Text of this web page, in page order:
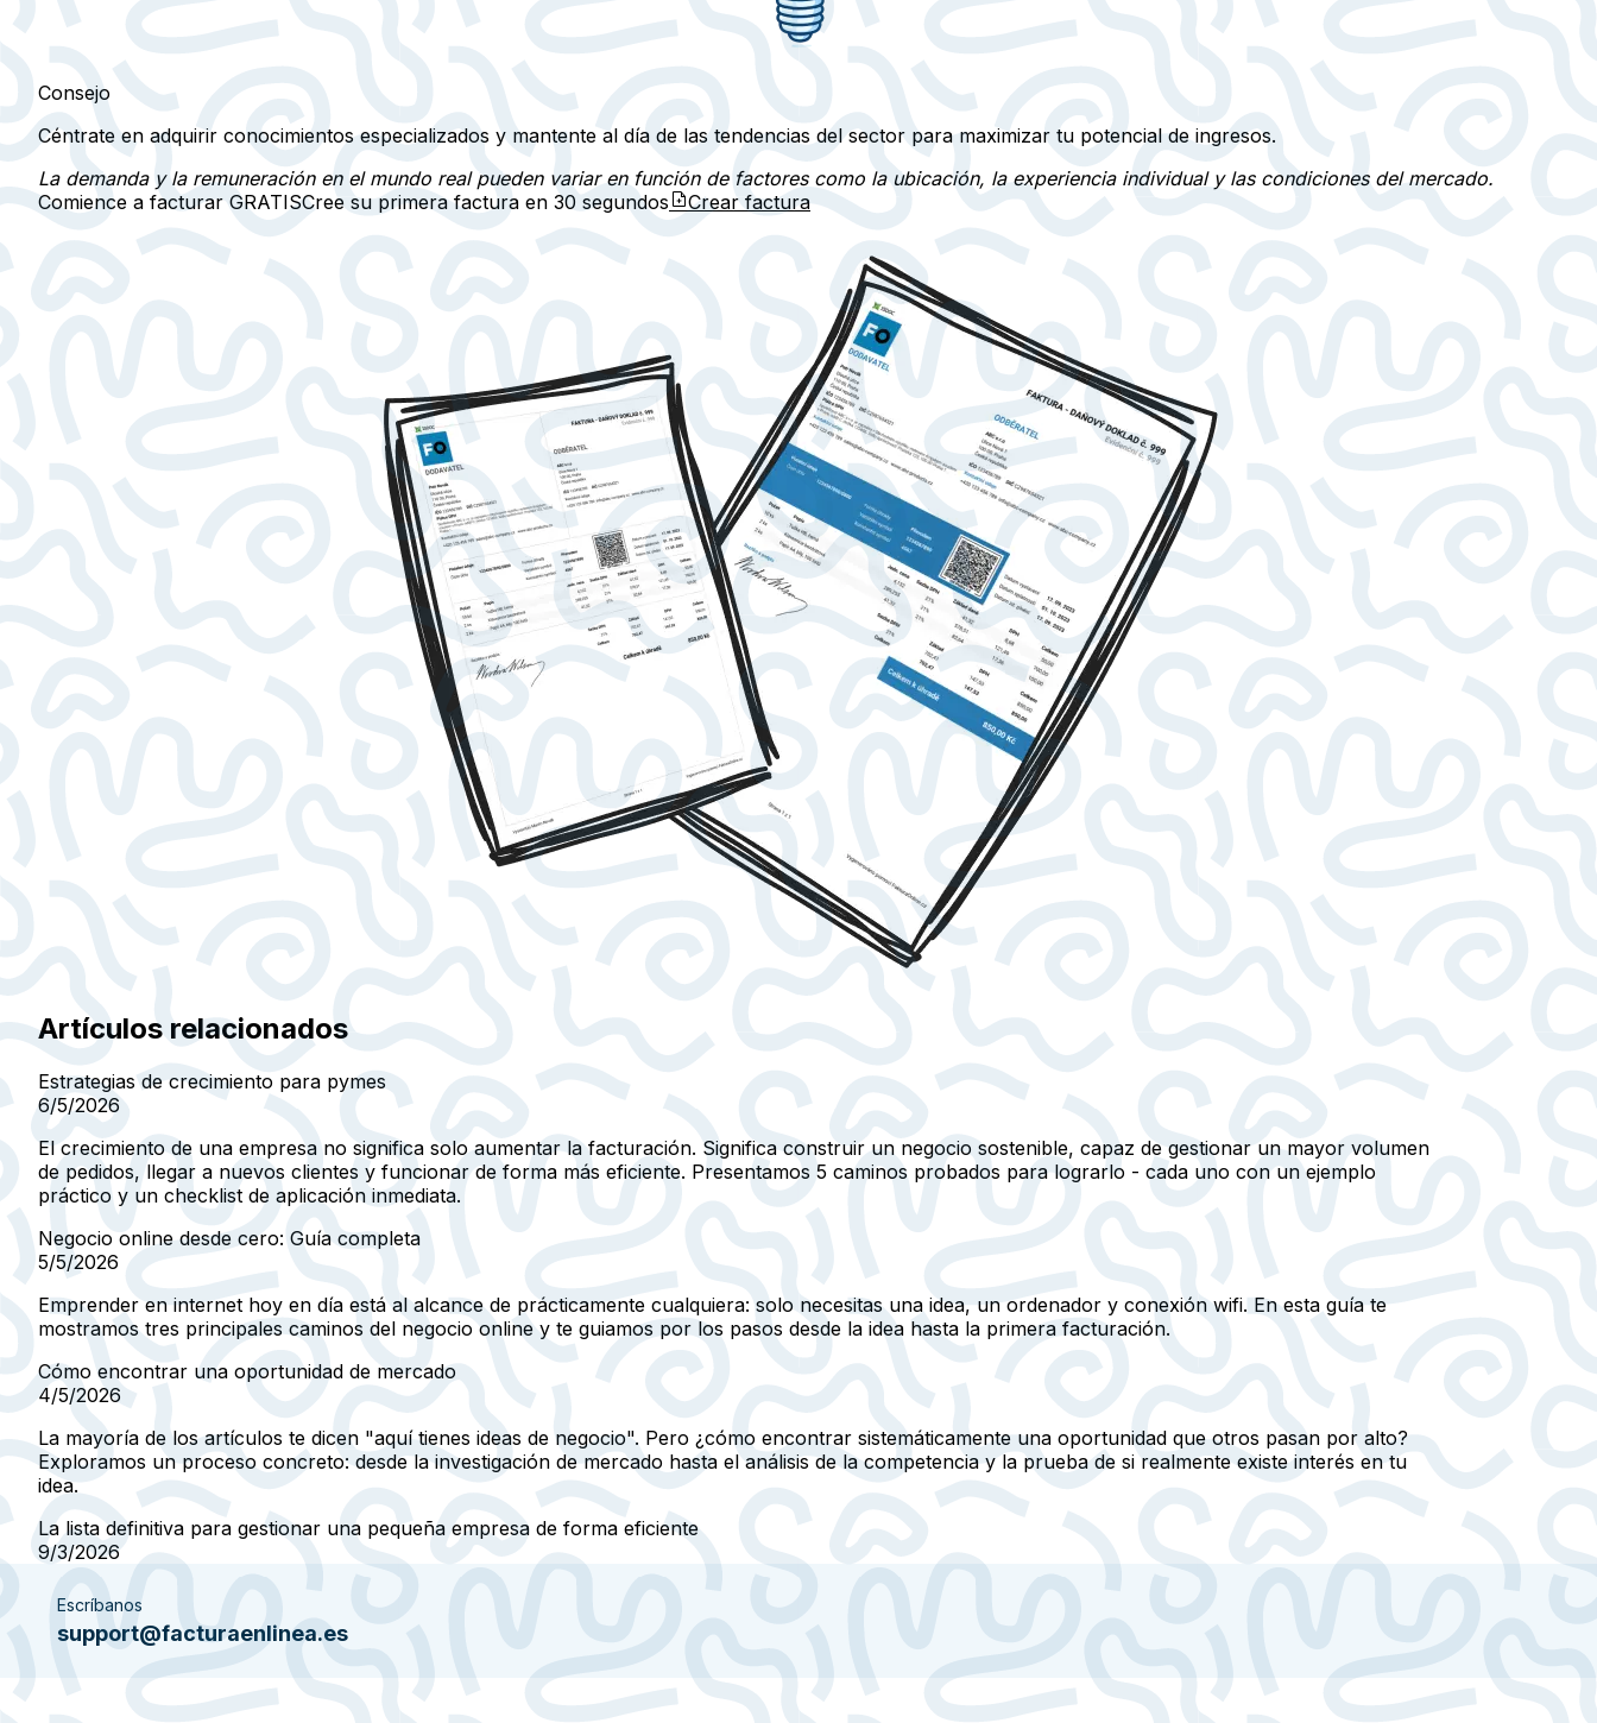
Consejo
Céntrate en adquirir conocimientos especializados y mantente al día de las tendencias del sector para maximizar tu potencial de ingresos.
La demanda y la remuneración en el mundo real pueden variar en función de factores como la ubicación, la experiencia individual y las condiciones del mercado.
Comience a facturar GRATISCree su primera factura en 30 segundos Crear factura
Artículos relacionados
Estrategias de crecimiento para pymes
6/5/2026
El crecimiento de una empresa no significa solo aumentar la facturación. Significa construir un negocio sostenible, capaz de gestionar un mayor volumen
de pedidos, llegar a nuevos clientes y funcionar de forma más eficiente. Presentamos 5 caminos probados para lograrlo - cada uno con un ejemplo
práctico y un checklist de aplicación inmediata.
Negocio online desde cero: Guía completa
5/5/2026
Emprender en internet hoy en día está al alcance de prácticamente cualquiera: solo necesitas una idea, un ordenador y conexión wifi. En esta guía te
mostramos tres principales caminos del negocio online y te guiamos por los pasos desde la idea hasta la primera facturación.
Cómo encontrar una oportunidad de mercado
4/5/2026
La mayoría de los artículos te dicen "aquí tienes ideas de negocio". Pero ¿cómo encontrar sistemáticamente una oportunidad que otros pasan por alto?
Exploramos un proceso concreto: desde la investigación de mercado hasta el análisis de la competencia y la prueba de si realmente existe interés en tu
idea.
La lista definitiva para gestionar una pequeña empresa de forma eficiente
9/3/2026
Escríbanos
support@facturaenlinea.es